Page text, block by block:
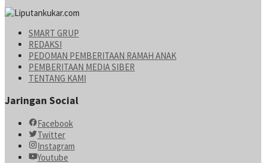
SMART GRUP
REDAKSI
PEDOMAN PEMBERITAAN RAMAH ANAK
PEMBERITAAN MEDIA SIBER
TENTANG KAMI
Jaringan Social
Facebook
Twitter
Instagram
Youtube